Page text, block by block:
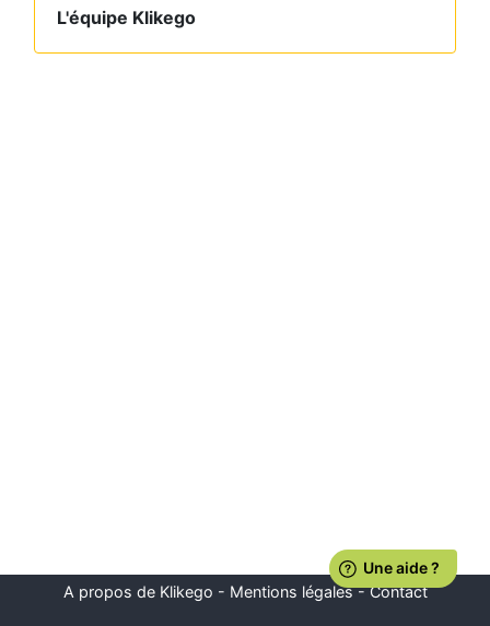
L'équipe Klikego
A propos de Klikego - Mentions légales-Contact